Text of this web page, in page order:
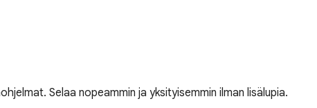
Selaa nopeammin ja yksityisemmin ilman lisälupia.